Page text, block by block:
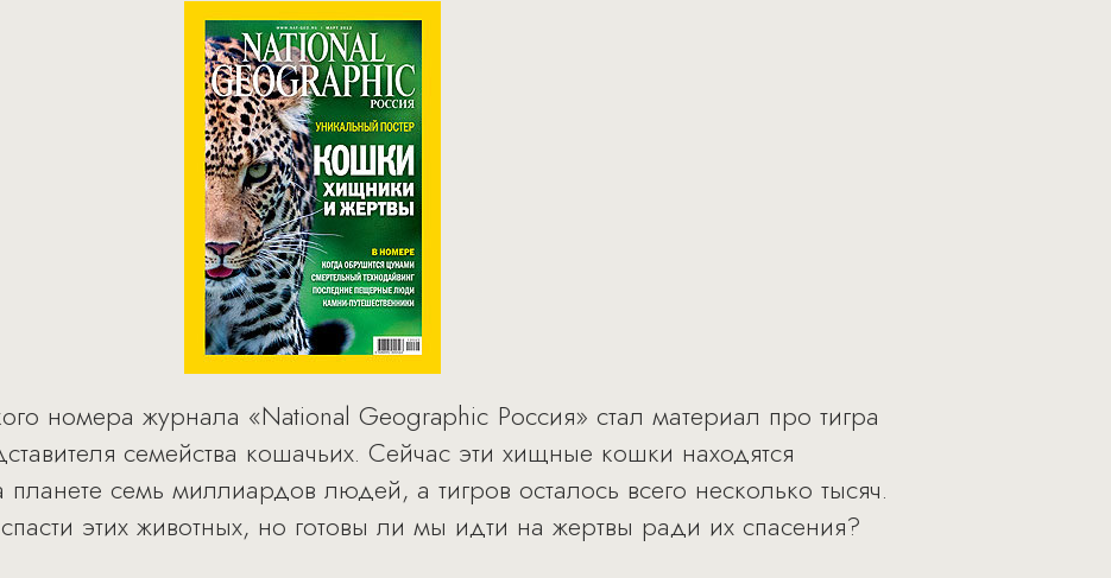
номера журнала «National Geographic Россия» стал материал про тигра
семейства кошачьих. Сейчас эти хищные кошки находятся
семь миллиардов людей, а тигров осталось всего несколько тысяч.
этих животных, но готовы ли мы идти на жертвы ради их спасения?